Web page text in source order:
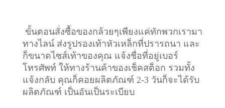
ขั้นตอนสั่งซื้อของกล้วยๆเพียงแค่ทักพวกเรามา
ทางไลน์ ส่งรูปรองเท้าหัวเหล็กที่ปรารถนา และ
ก็ขนาดไซส์เท้าของคุณ แจ้งชื่อที่อยู่เบอร์
โทรศัพท์ ให้ทางร้านค้าของเช็คสต็อก รวมทั้ง
แจ้งกลับ คุณก็คอยผลิตภัณฑ์ 2-3 วันก็จะได้รับ
ผลิตภัณฑ์ เป็นอันเป็นระเบียบ